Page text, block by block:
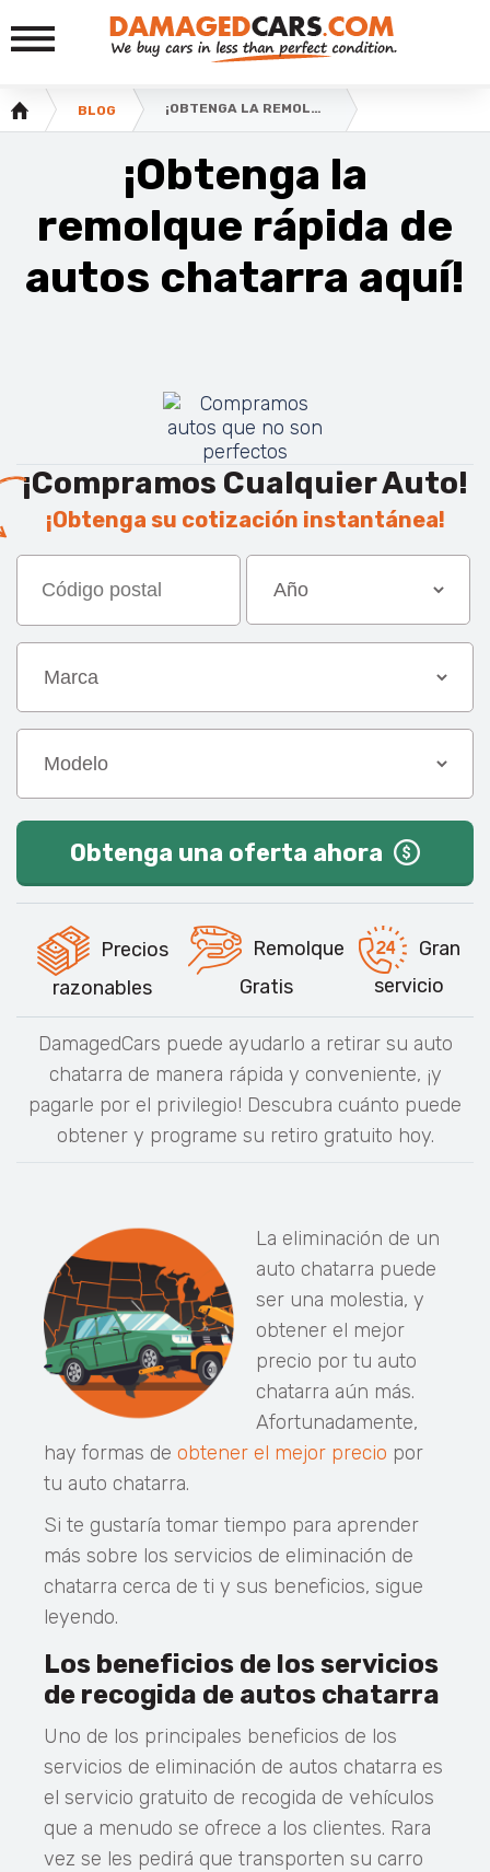
BLOG ¡OBTENGA LA REMOLQUE RÁPIDA DE AUTOS CHATARRA AQUÍ!
¡Obtenga la
remolque rápida de
autos chatarra aquí!
¡Compramos Cualquier Auto!
¡Obtenga su cotización instantánea!
Precios
razonables
Remolque
Gratis
Gran
servicio
Obtenga una oferta ahora
DamagedCars puede ayudarlo a retirar su auto
chatarra de manera rápida y conveniente, ¡y
pagarle por el privilegio! Descubra cuánto puede
obtener y programe su retiro gratuito hoy.
La eliminación de un
auto chatarra puede
ser una molestia, y
obtener el mejor
precio por tu auto
chatarra aún más.
Afortunadamente,
hay formas de obtener el mejor precio por
tu auto chatarra.
Si te gustaría tomar tiempo para aprender
más sobre los servicios de eliminación de
chatarra cerca de ti y sus beneficios, sigue
leyendo.
Los beneficios de los servicios
de recogida de autos chatarra
Uno de los principales beneficios de los
servicios de eliminación de autos chatarra es
el servicio gratuito de recogida de vehículos
que a menudo se ofrece a los clientes. Rara
vez se les pedirá que transporten su carro